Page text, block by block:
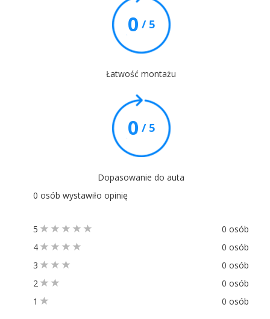
0 / 5
Łatwość montażu
0 / 5
Dopasowanie do auta
0 osób wystawiło opinię
5
0 osób
4
0 osób
3
0 osób
2
0 osób
1
0 osób